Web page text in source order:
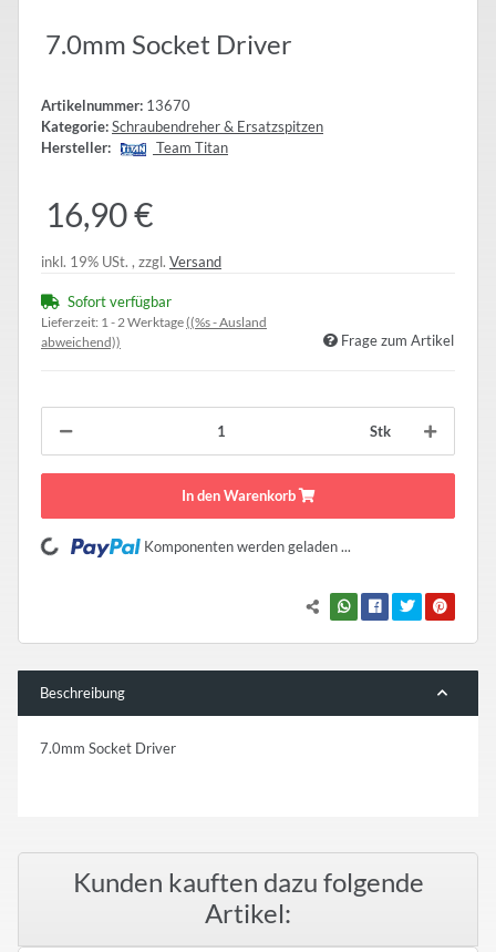
7.0mm Socket Driver
Artikelnummer: 13670
Kategorie:Schraubendreher & Ersatzspitzen
Hersteller:
Team Titan
16,90 €
inkl. 19% USt. , zzgl. Versand
Sofort verfügbar
Lieferzeit: 1 - 2 Werktage((%s - Ausland
abweichend))
Frage zum Artikel
Stk
In den Warenkorb
Loading... Komponenten werden geladen ...
Beschreibung
7.0mm Socket Driver
Kunden kauften dazu folgende
Artikel: